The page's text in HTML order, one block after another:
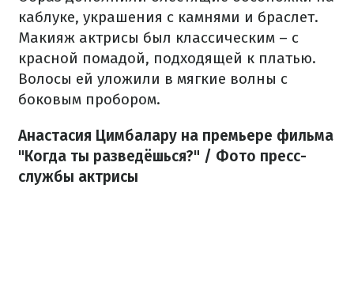
каблуке, украшения с камнями и браслет.
Макияж актрисы был классическим – с
красной помадой, подходящей к платью.
Волосы ей уложили в мягкие волны с
боковым пробором.
Анастасия Цимбалару на премьере фильма
"Когда ты разведёшься?" / Фото пресс-
службы актрисы